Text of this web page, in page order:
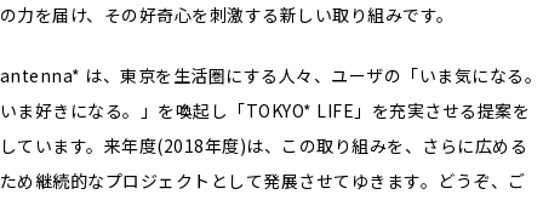
の力を届け、その好奇心を刺激する新しい取り組みです。
antenna* は、東京を生活圏にする人々、ユーザの「いま気になる。
いま好きになる。」を喚起し「TOKYO* LIFE」を充実させる提案を
しています。来年度(2018年度)は、この取り組みを、さらに広める
ため継続的なプロジェクトとして発展させてゆきます。どうぞ、ご